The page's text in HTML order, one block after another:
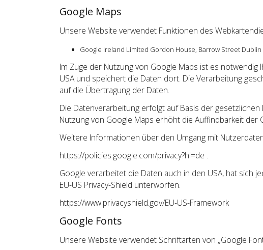
Google Maps
Unsere Website verwendet Funktionen des
Google Ireland Limited Gordon House, Barrow Street Dublin
Im Zuge der Nutzung von Google Maps ist es
USA und speichert die Daten dort. Die Verarbeitung
auf die Übertragung der Daten.
Die Datenverarbeitung erfolgt auf Basis der
Nutzung von Google Maps erhöht die Auffindbarkeit
Weitere Informationen über den Umgang mit
https://policies.google.com/privacy?hl=de .
Google verarbeitet die Daten auch in den USA, hat sich
EU-US Privacy-Shield unterworfen.
https://www.privacyshield.gov/EU-US-Framework
Google Fonts
Unsere Website verwendet Schriftarten von „Google